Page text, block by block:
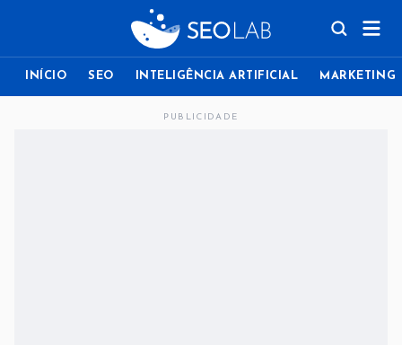
INÍCIO SEO INTELIGÊNCIA ARTIFICIAL MARKETING
PUBLICIDADE